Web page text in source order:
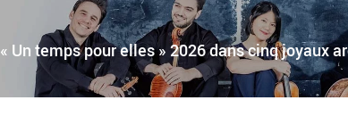
« Un temps pour elles » 2026 dans cinq joyaux